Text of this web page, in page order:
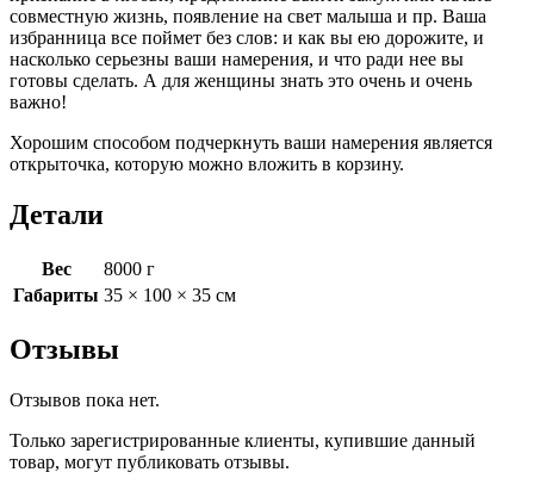
совместную жизнь, появление на свет малыша и пр. Ваша
избранница все поймет без слов: и как вы ею дорожите, и
насколько серьезны ваши намерения, и что ради нее вы
готовы сделать. А для женщины знать это очень и очень
важно!
Хорошим способом подчеркнуть ваши намерения является
открыточка, которую можно вложить в корзину.
Детали
Вес
8000 г
Габариты 35 × 100 × 35 см
Отзывы
Отзывов пока нет.
Только зарегистрированные клиенты, купившие данный
товар, могут публиковать отзывы.